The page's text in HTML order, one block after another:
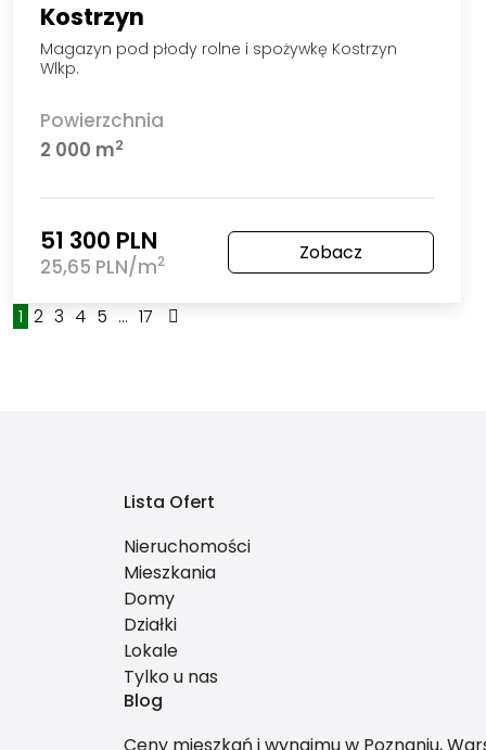
Kostrzyn
Magazyn pod płody rolne i spożywkę Kostrzyn
Wlkp.
Powierzchnia
2 000 m2
51 300 PLN
25,65 PLN/m2 Zobacz
1 2 3 4 5 ... 17
Lista Ofert
Nieruchomości
Mieszkania
Domy
Działki
Lokale
Tylko u nas
Blog